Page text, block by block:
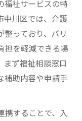
福祉サービスの特
中川区では、介護
っており、バリ
担を軽減できる場
まず福祉相談窓口
補助内容や申請手
携することで、入